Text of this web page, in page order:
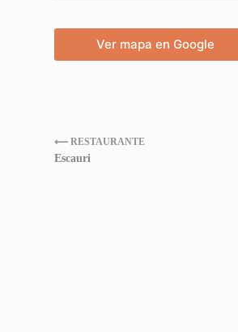
Ver mapa en Google
⟵ RESTAURANTE
Escauri